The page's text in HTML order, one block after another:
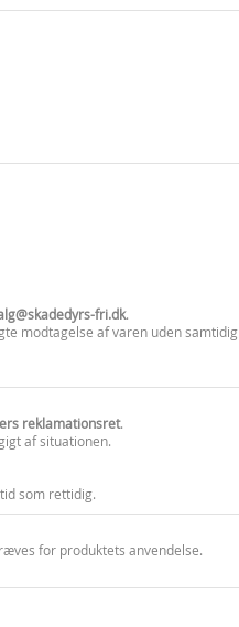
fri.dk.
modtagelse af varen uden samtidig
reklamationsret.
af situationen.
som rettidig.
for produktets anvendelse.